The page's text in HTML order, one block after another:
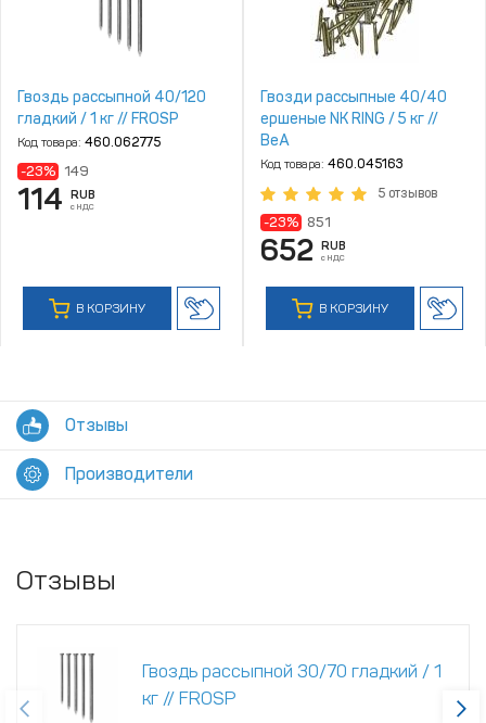
Гвоздь рассыпной 40/120
гладкий / 1 кг // FROSP
Код товара: 460.062775
-23% 149
114 RUB
с НДС
В КОРЗИНУ
Гвозди рассыпные 40/40
ершеные NK RING / 5 кг //
BeA
Код товара: 460.045163
5 отзывов
-23% 851
652 RUB
с НДС
В КОРЗИНУ
Отзывы
Производители
Отзывы
Гвоздь рассыпной 30/70 гладкий / 1
кг // FROSP